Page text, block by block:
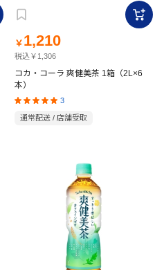
￥ 1,210
税込￥1,306
コカ・コーラ 爽健美茶 1箱（2L×6
本）
3
通常配送 / 店舗受取